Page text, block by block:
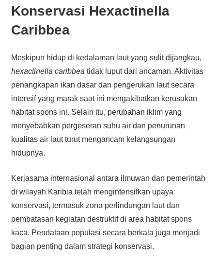
Konservasi Hexactinella
Caribbea
Meskipun hidup di kedalaman laut yang sulit dijangkau,
hexactinella caribbea tidak luput dari ancaman. Aktivitas
penangkapan ikan dasar dan pengerukan laut secara
intensif yang marak saat ini mengakibatkan kerusakan
habitat spons ini. Selain itu, perubahan iklim yang
menyebabkan pergeseran suhu air dan penurunan
kualitas air laut turut mengancam kelangsungan
hidupnya.
Kerjasama internasional antara ilmuwan dan pemerintah
di wilayah Karibia telah mengintensifkan upaya
konservasi, termasuk zona perlindungan laut dan
pembatasan kegiatan destruktif di area habitat spons
kaca. Pendataan populasi secara berkala juga menjadi
bagian penting dalam strategi konservasi.